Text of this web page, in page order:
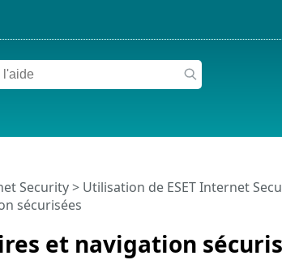
et navigation
Security> Utilisation de ESET Internet
sécurisées